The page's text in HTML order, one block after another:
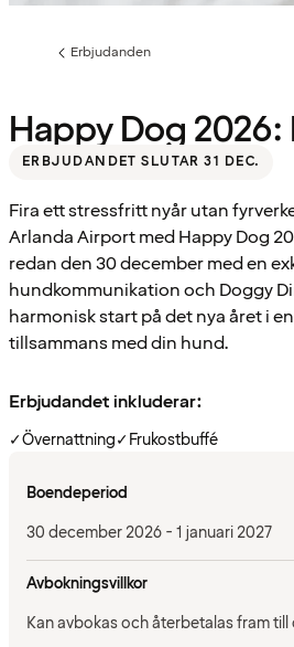
Föregående
Erbjudanden
Happy Dog
ERBJUDANDET SLUTAR 31 DEC.
Fira ett stressfritt nyår utan
Arlanda Airport med Happy Dog
redan den 30 december med en
hundkommunikation och Doggy
harmonisk start på det nya året i
tillsammans med din hund.
Erbjudandet inkluderar:
✓Övernattning✓Frukostbuffé
Boendeperiod
30 december 2026 - 1 januari 2027
Avbokningsvillkor
Kan avbokas och återbetalas fram